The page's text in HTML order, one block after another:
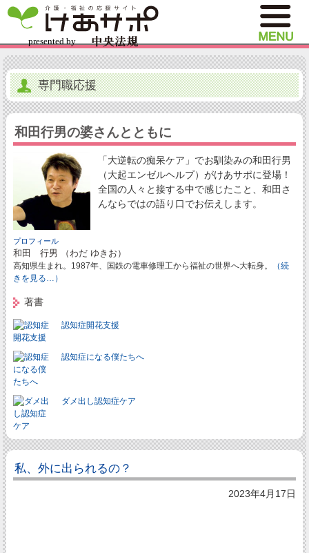
専門職応援
和田行男の婆さんとともに
「大逆転の痴呆ケア」でお馴染みの和田行男
（大起エンゼルヘルプ）がけあサポに登場！
全国の人々と接する中で感じたこと、和田さ
んならではの語り口でお伝えします。
プロフィール
和田 行男 （わだ ゆきお）
高知県生まれ。1987年、国鉄の電車修理工から福祉の世界へ大転身。
（続
きを見る…）
著書
認知症開花支援
認知症になる僕たちへ
ダメ出し認知症ケア
私、外に出られるの？
2023年4月17日